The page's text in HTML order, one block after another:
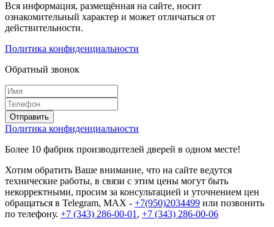
Вся информация, размещённая на сайте, носит
ознакомительный характер и может отличаться от
действительности.
Политика конфиденциальности
Обратный звонок
Политика конфиденциальности
Более 10 фабрик производителей дверей в одном месте!
Хотим обратить Ваше внимание, что на сайте ведутся
технические работы, в связи с этим цены могут быть
некорректными, просим за консультацией и уточнением цен
обращаться в Telegram, MAX - +7(950)2034499 или позвонить
по телефону. +7 (343) 286-00-01 , +7 (343) 286-00-06